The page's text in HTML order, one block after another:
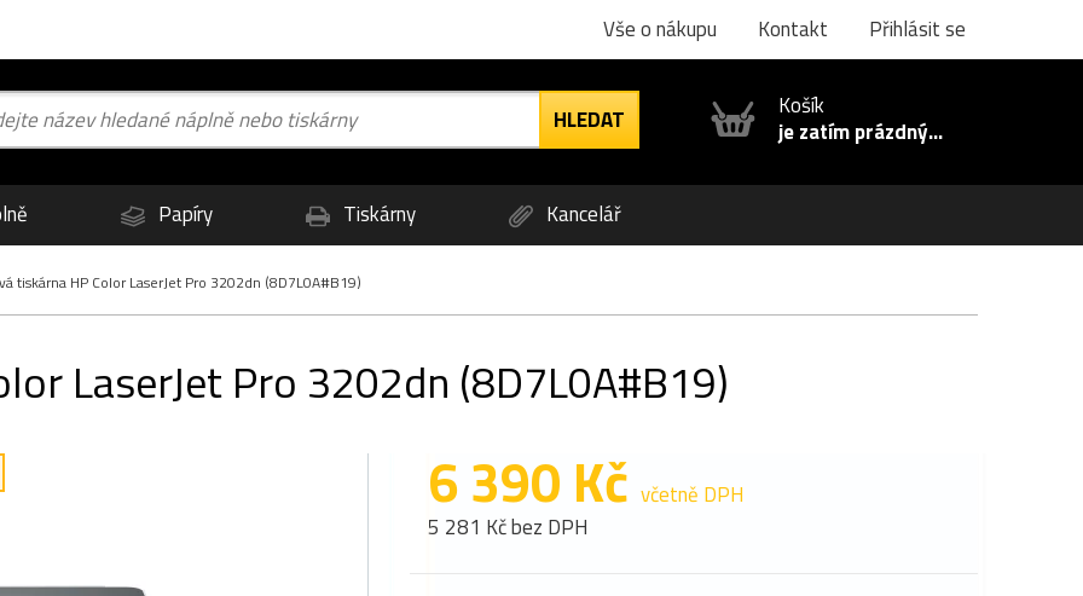
Vše o nákupu Kontakt Přihlásit se
Košík
je zatím prázdný...
Papíry Tiskárny Kancelář
tiskárna HP Color LaserJet Pro 3202dn (8D7L0A#B19)
LaserJet Pro 3202dn (8D7L0A#B19)
6 390 Kč včetně DPH
5 281 Kč bez DPH